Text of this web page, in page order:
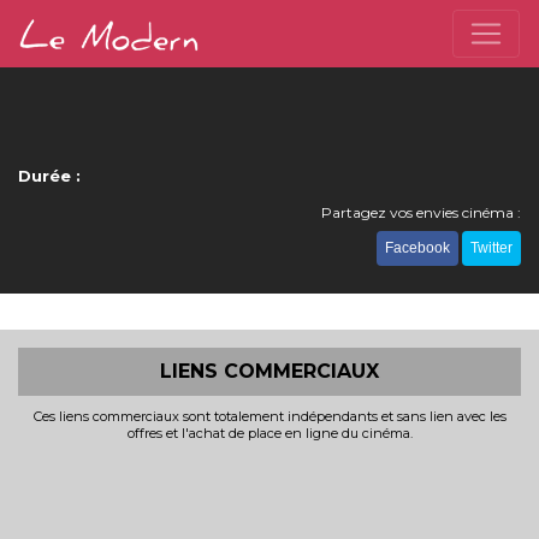
Durée :
Partagez vos envies cinéma :
Facebook Twitter
LIENS COMMERCIAUX
Ces liens commerciaux sont totalement indépendants et sans lien avec les
offres et l'achat de place en ligne du cinéma.